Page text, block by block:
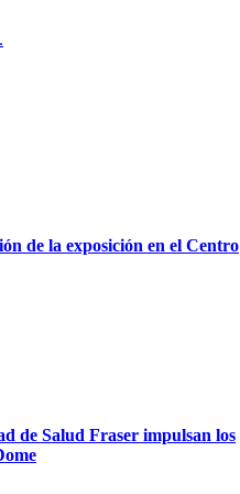
de la exposición en el Centro
de Salud Fraser impulsan los